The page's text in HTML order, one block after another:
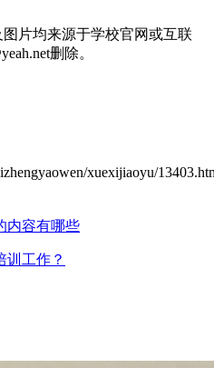
图片均来源于学校官网或互联
删除。
xuexijiaoyu/
内容有哪些
训工作？